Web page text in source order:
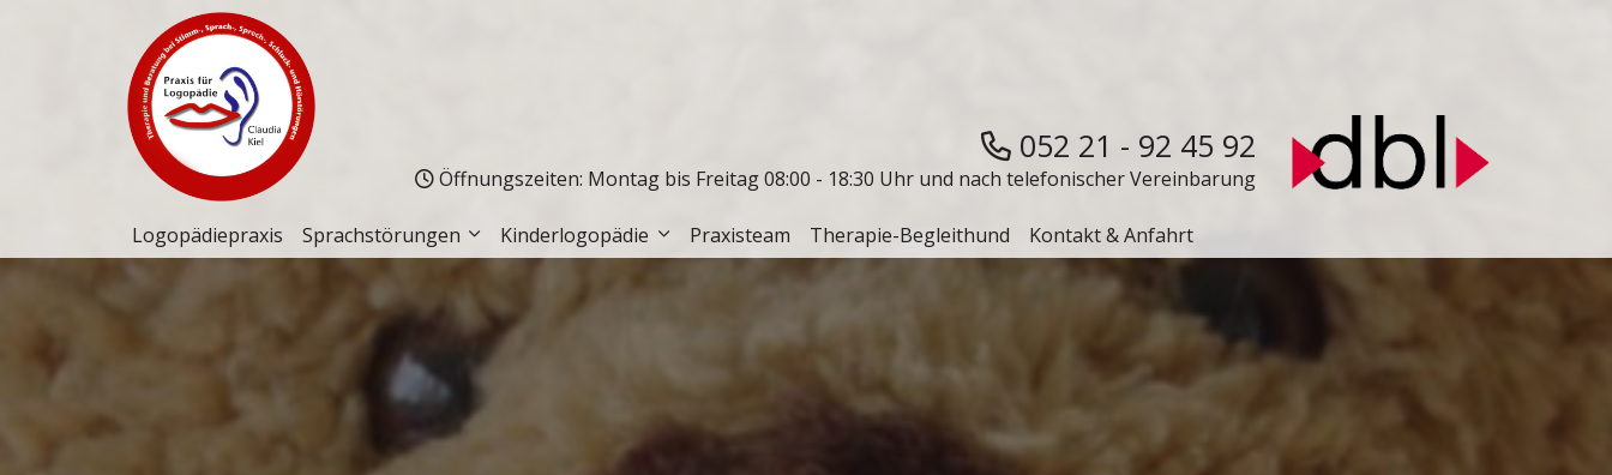
052 21 - 92 45 92
Öffnungszeiten: Montag bis Freitag 08:00 - 18:30 Uhr und nach telefonischer Vereinbarung
Logopädiepraxis Sprachstörungen Kinderlogopädie Praxisteam Therapie-Begleithund Kontakt & Anfahrt